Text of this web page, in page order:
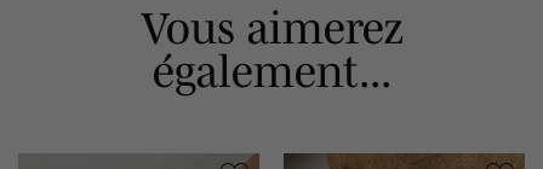
Vous aimerez
également...